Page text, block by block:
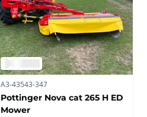
A3-43543-347
Pottinger Nova cat 265 H ED
Mower